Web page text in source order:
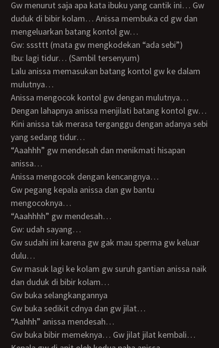
Gw menurut saja apa kata ibuku yang cantik ini… Gw
duduk di bibir kolam… Anissa membuka cd gw dan
mengeluarkan batang kontol gw…
Gw: sssttt (mata gw mengkodekan “ada sebi”)
Ibu: lagi tidur… (Sambil tersenyum)
Lalu anissa memasukan batang kontol gw ke dalam
mulutnya…
Anissa mengocok kontol gw dengan mulutnya…
Dengan lahapnya anissa menjilati batang kontol gw…
Kini anissa tak merasa terganggu dengan adanya sebi
yang sedang tidur…
“aaahhh” gw mendesah dan menikmati hisapan
anissa…
Anissa mengocok dengan kencangnya…
Gw pegang kepala anissa dan gw bantu
mengocoknya…
“Aaahhhh” gw mendesah…
Gw: udah sayang…
Gw sudahi ini karena gw gak mau sperma gw keluar
dulu…
Gw masuk lagi ke kolam gw suruh gantian anissa naik
dan duduk di bibir kolam…
Gw buka selangkangannya
Gw buka sedikit cdnya dan gw jilat…
“Aahhh” anissa mendesah…
Gw buka bibir memeknya… Gw jilat jilat kembali…